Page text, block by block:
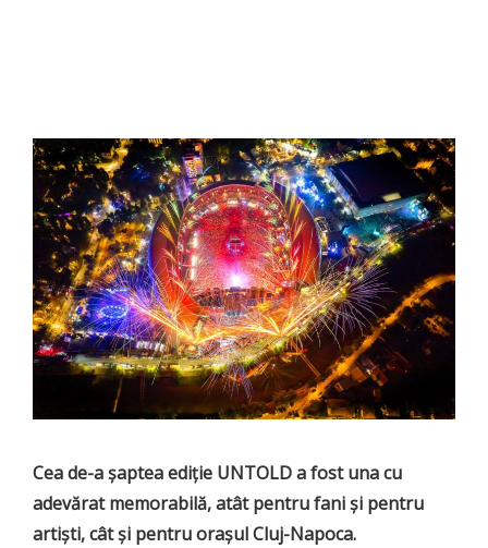
Cea de-a șaptea ediție UNTOLD a fost una cu
adevărat memorabilă, atât pentru fani și pentru
artiști, cât și pentru orașul Cluj-Napoca.